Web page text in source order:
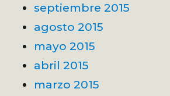
septiembre 2015
agosto 2015
mayo 2015
abril 2015
marzo 2015